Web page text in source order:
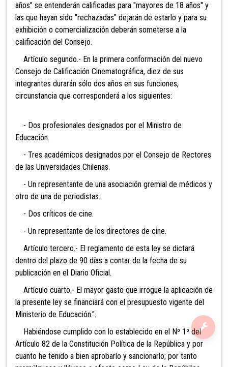
años" se entenderán calificadas para "mayores de 18 años" y
las que hayan sido "rechazadas" dejarán de estarlo y para su
exhibición o comercialización deberán someterse a la
calificación del Consejo.
Artículo segundo.- En la primera conformación del nuevo
Consejo de Calificación Cinematográfica, diez de sus
integrantes durarán sólo dos años en sus funciones,
circunstancia que corresponderá a los siguientes:
- Dos profesionales designados por el Ministro de
Educación.
- Tres académicos designados por el Consejo de Rectores
de las Universidades Chilenas.
- Un representante de una asociación gremial de médicos y
otro de una de periodistas.
- Dos críticos de cine.
- Un representante de los directores de cine.
Artículo tercero.- El reglamento de esta ley se dictará
dentro del plazo de 90 días a contar de la fecha de su
publicación en el Diario Oficial.
Artículo cuarto.- El mayor gasto que irrogue la aplicación de
la presente ley se financiará con el presupuesto vigente del
Ministerio de Educación.".
Habiéndose cumplido con lo establecido en el Nº 1º del
Artículo 82 de la Constitución Política de la República y por
cuanto he tenido a bien aprobarlo y sancionarlo; por tanto